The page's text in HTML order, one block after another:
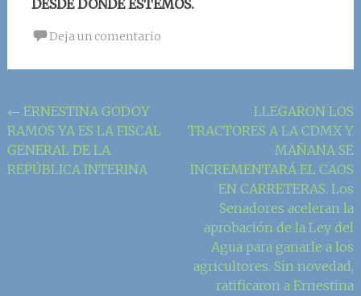
DESDE DONDE ESTEMOS.
Deja un comentario
Navegación
de
la
← ERNESTINA GODOY
RAMOS YA ES LA FISCAL
GENERAL DE LA
REPÚBLICA INTERINA
LLEGARON LOS
TRACTORES A LA CDMX Y
MAÑANA SE
INCREMENTARÁ EL CAOS
EN CARRETERAS. Los
Senadores aceleran la
aprobación de la Ley del
Agua para ganarle a los
agricultores. Sin novedad,
ratificaron a Ernestina